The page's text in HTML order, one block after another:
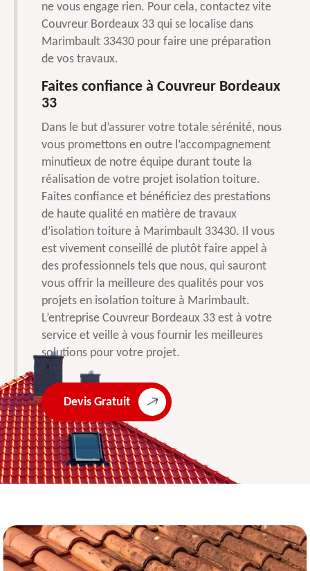
ne vous engage rien. Pour cela, contactez vite
Couvreur Bordeaux 33 qui se localise dans
Marimbault 33430 pour faire une préparation
de vos travaux.
Faites confiance à Couvreur Bordeaux
33
Dans le but d’assurer votre totale sérénité, nous
vous promettons en outre l’accompagnement
minutieux de notre équipe durant toute la
réalisation de votre projet isolation toiture.
Faites confiance et bénéficiez des prestations
de haute qualité en matière de travaux
d’isolation toiture à Marimbault 33430. Il vous
est vivement conseillé de plutôt faire appel à
des professionnels tels que nous, qui sauront
vous offrir la meilleure des qualités pour vos
projets en isolation toiture à Marimbault.
L’entreprise Couvreur Bordeaux 33 est à votre
service et veille à vous fournir les meilleures
solutions pour votre projet.
Devis Gratuit